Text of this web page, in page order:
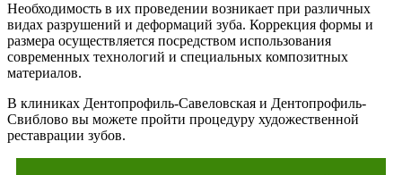
Необходимость в их проведении возникает при различных
видах разрушений и деформаций зуба. Коррекция формы и
размера осуществляется посредством использования
современных технологий и специальных композитных
материалов.
В клиниках Дентопрофиль-Савеловская и Дентопрофиль-
Свиблово вы можете пройти процедуру художественной
реставрации зубов.